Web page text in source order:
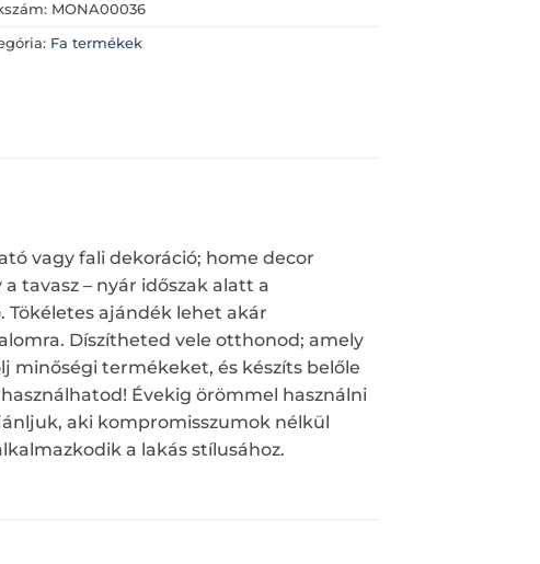
MONA00036
Fa termékek
vagy fali dekoráció; home decor
tavasz – nyár időszak alatt a
Tökéletes ajándék lehet akár
Díszítheted vele otthonod; amely
minőségi termékeket, és készíts belőle
Évekig örömmel használni
aki kompromisszumok nélkül
a lakás stílusához.